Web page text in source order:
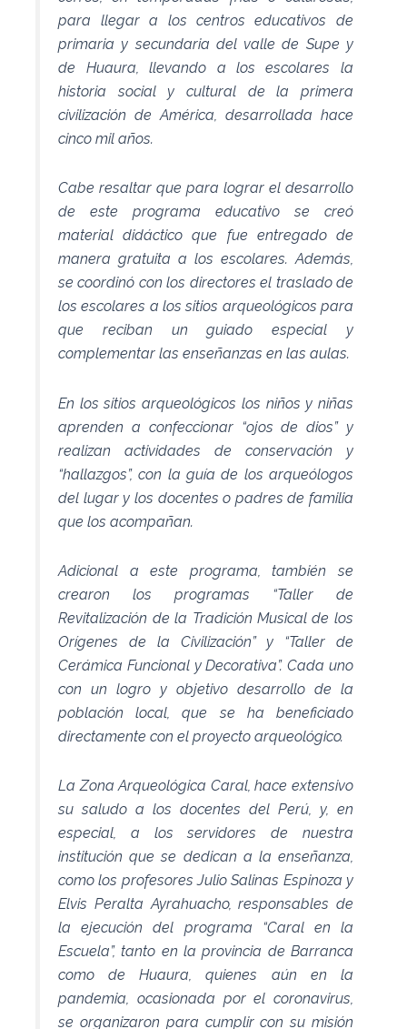
para llegar a los centros educativos de
primaria y secundaria del valle de Supe y
de Huaura, llevando a los escolares la
historia social y cultural de la primera
civilización de América, desarrollada hace
cinco mil años.
Cabe resaltar que para lograr el desarrollo
de este programa educativo se creó
material didáctico que fue entregado de
manera gratuita a los escolares. Además,
se coordinó con los directores el traslado de
los escolares a los sitios arqueológicos para
que reciban un guiado especial y
complementar las enseñanzas en las aulas.
En los sitios arqueológicos los niños y niñas
aprenden a confeccionar “ojos de dios” y
realizan actividades de conservación y
“hallazgos”, con la guía de los arqueólogos
del lugar y los docentes o padres de familia
que los acompañan.
Adicional a este programa, también se
crearon los programas “Taller de
Revitalización de la Tradición Musical de los
Orígenes de la Civilización” y “Taller de
Cerámica Funcional y Decorativa”. Cada uno
con un logro y objetivo desarrollo de la
población local, que se ha beneficiado
directamente con el proyecto arqueológico.
La Zona Arqueológica Caral, hace extensivo
su saludo a los docentes del Perú, y, en
especial, a los servidores de nuestra
institución que se dedican a la enseñanza,
como los profesores Julio Salinas Espinoza y
Elvis Peralta Ayrahuacho, responsables de
la ejecución del programa “Caral en la
Escuela”, tanto en la provincia de Barranca
como de Huaura, quienes aún en la
pandemia, ocasionada por el coronavirus,
se organizaron para cumplir con su misión